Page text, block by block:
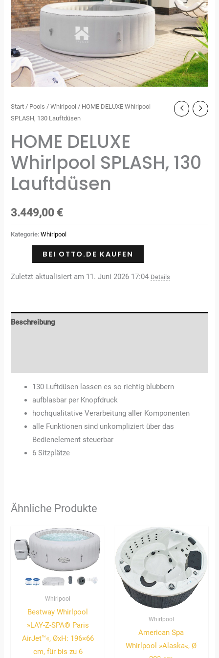
Start / Pools /Whirlpool / HOME DELUXE Whirlpool
SPLASH, 130 Lauftdüsen
HOME DELUXE
Whirlpool SPLASH, 130
Lauftdüsen
3.449,00 €
Kategorie:Whirlpool
BEI OTTO.DE KAUFEN
Zuletzt aktualisiert am 11. Juni 2026 17:04 Details
Beschreibung
130 Luftdüsen lassen es so richtig blubbern
aufblasbar per Knopfdruck
hochqualitative Verarbeitung aller Komponenten
alle Funktionen sind unkompliziert über das
Bedienelement steuerbar
6 Sitzplätze
Ähnliche Produkte
Whirlpool
Bestway Whirlpool
»LAY-Z-SPA® Paris
AirJet™«, ØxH: 196×66
cm, für bis zu 6
Whirlpool
American Spa
Whirlpool »Alaska«, Ø